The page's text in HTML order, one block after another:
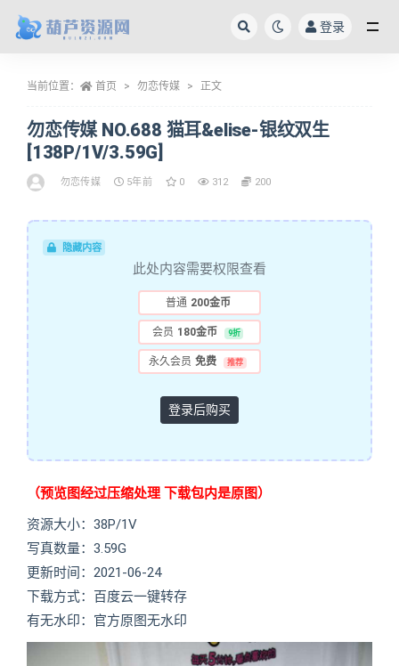
登录
当前位置： 首页 勿恋传媒 正文
勿恋传媒 NO.688 猫耳&elise-银纹双生
[138P/1V/3.59G]
勿恋传媒 5年前 0 312 200
隐藏内容
此处内容需要权限查看
普通 200金币
会员 180金币 9折
永久会员 免费 推荐
登录后购买
（预览图经过压缩处理 下载包内是原图）
资源大小：38P/1V
写真数量：3.59G
更新时间：2021-06-24
下载方式：百度云一键转存
有无水印：官方原图无水印